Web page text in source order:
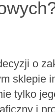
o
sklepie
tylko
i